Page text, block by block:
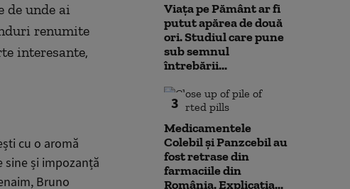
de unde ai
renumite
interesante,
cu o aromă
sine și impozanță
Bruno
Viața pe Pământ ar fi
putut apărea de două
ori. Studiul care pune
sub semnul
întrebării...
3
Medicamentele
Colebil și Panzcebil au
fost retrase din
farmaciile din
România. Explicația...